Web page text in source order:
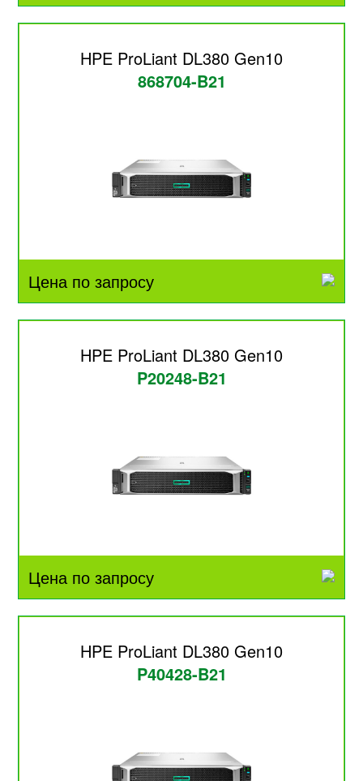
HPE ProLiant DL380 Gen10
868704-B21
Цена по запросу
HPE ProLiant DL380 Gen10
P20248-B21
Цена по запросу
HPE ProLiant DL380 Gen10
P40428-B21